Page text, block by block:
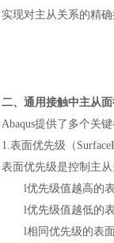
实现对主从关系的精确
二、通用接触中主从
Abaqus提供了多个关
1.表面优先级（
表面优先级是控制主
l优先级值越高的
l优先级值越低的
l相同优先级的表